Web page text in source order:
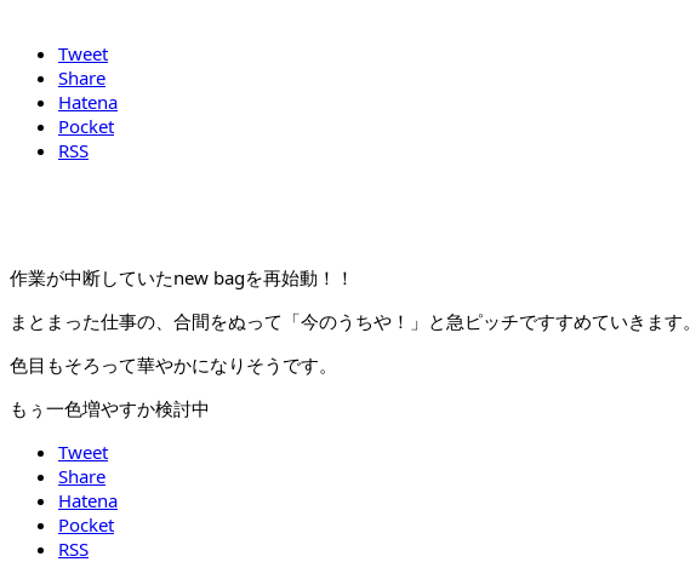
Tweet
Share
Hatena
Pocket
RSS
作業が中断していたnew bagを再始動！！
まとまった仕事の、合間をぬって「今のうちや！」と急ピッチですすめていきます。
色目もそろって華やかになりそうです。
もぅ一色増やすか検討中
Tweet
Share
Hatena
Pocket
RSS